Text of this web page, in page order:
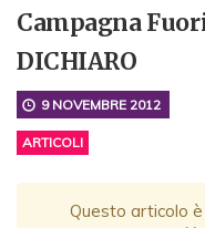
Campagna
DICHIARO
9 NOVEMBRE 2012
ARTICOLI
Questo articolo